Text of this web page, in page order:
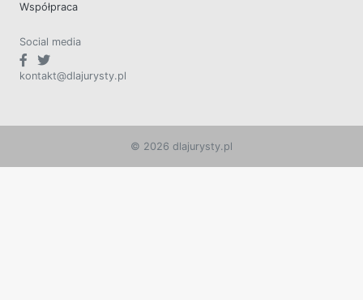
Współpraca
Social media
kontakt@dlajurysty.pl
© 2026 dlajurysty.pl